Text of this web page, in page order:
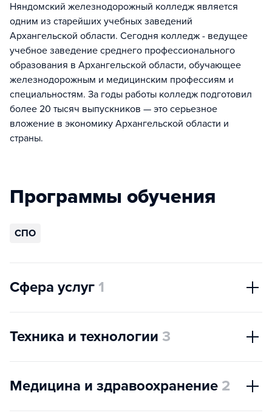
Няндомский железнодорожный колледж является
одним из старейших учебных заведений
Архангельской области. Сегодня колледж - ведущее
учебное заведение среднего профессионального
образования в Архангельской области, обучающее
железнодорожным и медицинским профессиям и
специальностям. За годы работы колледж подготовил
более 20 тысяч выпускников — это серьезное
вложение в экономику Архангельской области и
страны.
Программы обучения
СПО
Сфера услуг 1
Техника и технологии 3
Медицина и здравоохранение 2